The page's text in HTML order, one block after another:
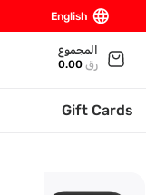
language
English
المجموع
رق0.00
Gift Cards